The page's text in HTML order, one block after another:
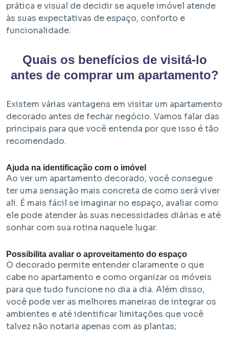
prática e visual de decidir se aquele imóvel atende
às suas expectativas de espaço, conforto e
funcionalidade.
Quais os benefícios de visitá-lo
antes de comprar um apartamento?
Existem várias vantagens em visitar um apartamento
decorado antes de fechar negócio. Vamos falar das
principais para que você entenda por que isso é tão
recomendado.
Ajuda na identificação com o imóvel
Ao ver um apartamento decorado, você consegue
ter uma sensação mais concreta de como será viver
ali. É mais fácil se imaginar no espaço, avaliar como
ele pode atender às suas necessidades diárias e até
sonhar com sua rotina naquele lugar.
Possibilita avaliar o aproveitamento do espaço
O decorado permite entender claramente o que
cabe no apartamento e como organizar os móveis
para que tudo funcione no dia a dia. Além disso,
você pode ver as melhores maneiras de integrar os
ambientes e até identificar limitações que você
talvez não notaria apenas com as plantas;